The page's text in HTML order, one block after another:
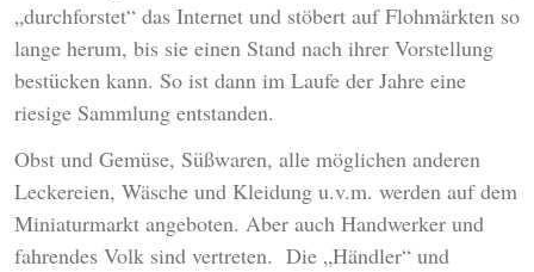
„durchforstet“ das Internet und stöbert auf Flohmärkten so
lange herum, bis sie einen Stand nach ihrer Vorstellung
bestücken kann. So ist dann im Laufe der Jahre eine
riesige Sammlung entstanden.
Obst und Gemüse, Süßwaren, alle möglichen anderen
Leckereien, Wäsche und Kleidung u.v.m. werden auf dem
Miniaturmarkt angeboten. Aber auch Handwerker und
fahrendes Volk sind vertreten. Die „Händler“ und